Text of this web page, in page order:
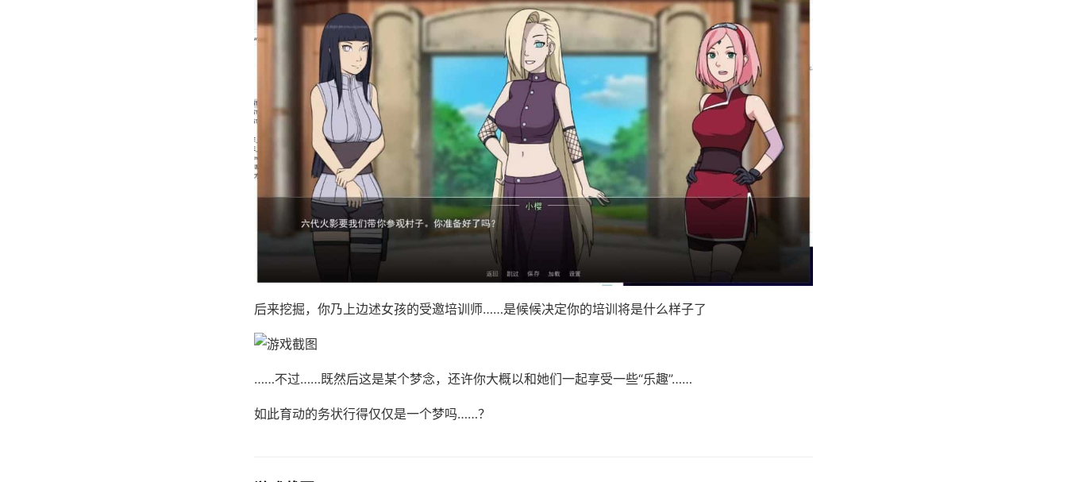
后来挖掘，你乃上边述女孩的受邀培训师……是候候决定你的培训将是什么样子了
……不过……既然后这是某个梦念，还许你大概以和她们一起享受一些“乐趣”……
如此育动的务状行得仅仅是一个梦吗……？